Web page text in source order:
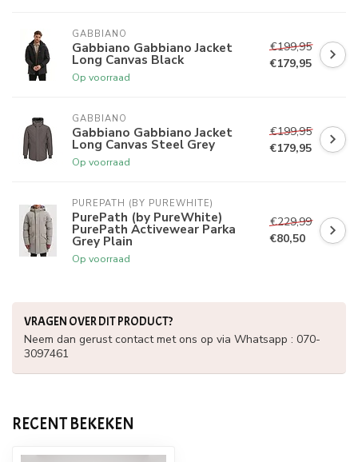
GABBIANO
Gabbiano Gabbiano Jacket
Long Canvas Black
Op voorraad
€199,95
€179,95
GABBIANO
Gabbiano Gabbiano Jacket
Long Canvas Steel Grey
Op voorraad
€199,95
€179,95
PUREPATH (BY PUREWHITE)
PurePath (by PureWhite)
PurePath Activewear Parka
Grey Plain
Op voorraad
€229,99
€80,50
VRAGEN OVER DIT PRODUCT?
Neem dan gerust contact met ons op via Whatsapp : 070-
3097461
RECENT BEKEKEN